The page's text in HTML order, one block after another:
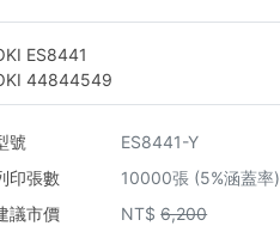
ES8441
44844549
號
ES8441-Y
印張數
10000張 (5%涵蓋率)
議市價
NT$ 6,200